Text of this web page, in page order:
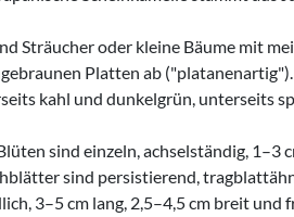
Sträucher oder kleine Bäume mit
Platten ab
kahl und dunkelgrün, unterseits
sind einzeln, achselständig,
sind persistierend,
3–5 cm lang, 2,5–4,5 cm breit und